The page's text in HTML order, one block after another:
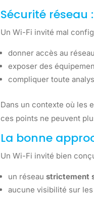
Sécurité réseau
Un Wi-Fi invité mal
donner accès au
exposer des
compliquer toute
Dans un contexte où les
ces points ne peuvent
La bonne
Un Wi-Fi invité bien
un réseau strictement
aucune visibilité sur